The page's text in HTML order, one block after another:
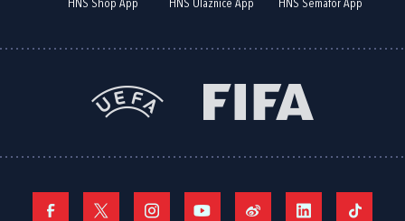
HNS Shop App HNS Ulaznice App HNS Semafor App